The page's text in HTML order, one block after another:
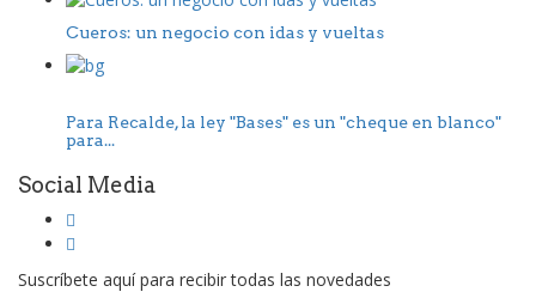
Cueros: un negocio con idas y vueltas
Para Recalde, la ley "Bases" es un "cheque en blanco"
para...
Social Media
Suscríbete aquí para recibir todas las novedades